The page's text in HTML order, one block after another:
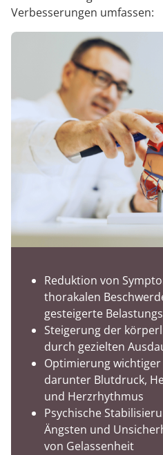
Verbesserungen umfassen:
Reduktion von
thorakalen
gesteigerte
Steigerung der
durch gezielten
Optimierung
darunter Blutdruck,
und Herzrhythmus
Psychische
Ängsten und
von Gelassenheit